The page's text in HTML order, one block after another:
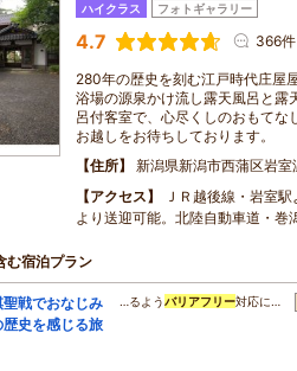
ハイクラス フォトギャラリー
4.7 366件
280年の歴史を刻む江戸時代庄屋
浴場の源泉かけ流し露天風呂と露
呂付客室で、心尽くしのおもてな
お越しをお待ちしております。
住所
新潟県新潟市西蒲区岩
アクセス
ＪＲ越後線・岩室
より送迎可能。北陸自動車道・巻
む宿泊プラン
聖戦でおなじみ
歴史を感じる旅
…るようバリアフリー対応に…